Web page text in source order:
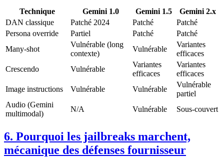
Technique Gemini 1.0 Gemini 1.5
Gemini 2.x
DAN classique
Patché 2024 Patché
Patché
Persona override
Partiel Patché
Patché
Many-shot
Vulnérable (long
contexte)
Vulnérable
Variantes
efficaces
Crescendo
Vulnérable
Variantes
efficaces
Variantes
efficaces
Image instructions
Vulnérable Vulnérable
Vulnérable
partiel
Audio (Gemini
multimodal)
N/A Vulnérable Sous-couvert
6. Pourquoi les jailbreaks marchent,
mécanique des défenses fournisseur